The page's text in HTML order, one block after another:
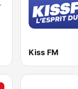
Kiss FM